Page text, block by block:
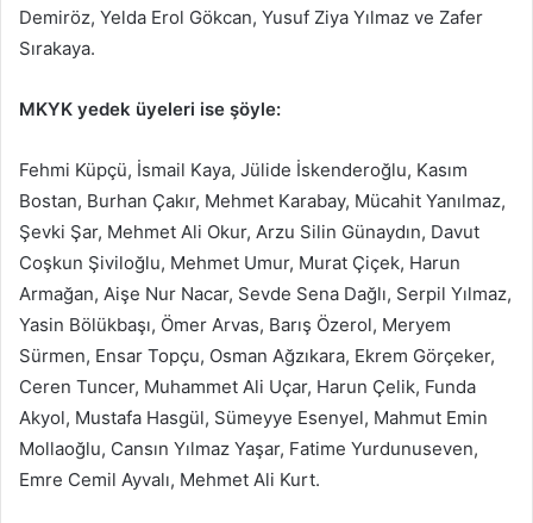
Demiröz, Yelda Erol Gökcan, Yusuf Ziya Yılmaz ve Zafer
Sırakaya.
MKYK yedek üyeleri ise şöyle:
Fehmi Küpçü, İsmail Kaya, Jülide İskenderoğlu, Kasım
Bostan, Burhan Çakır, Mehmet Karabay, Mücahit Yanılmaz,
Şevki Şar, Mehmet Ali Okur, Arzu Silin Günaydın, Davut
Coşkun Şiviloğlu, Mehmet Umur, Murat Çiçek, Harun
Armağan, Aişe Nur Nacar, Sevde Sena Dağlı, Serpil Yılmaz,
Yasin Bölükbaşı, Ömer Arvas, Barış Özerol, Meryem
Sürmen, Ensar Topçu, Osman Ağzıkara, Ekrem Görçeker,
Ceren Tuncer, Muhammet Ali Uçar, Harun Çelik, Funda
Akyol, Mustafa Hasgül, Sümeyye Esenyel, Mahmut Emin
Mollaoğlu, Cansın Yılmaz Yaşar, Fatime Yurdunuseven,
Emre Cemil Ayvalı, Mehmet Ali Kurt.